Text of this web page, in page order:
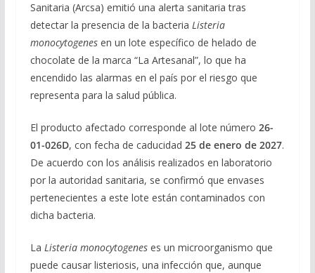
Sanitaria (Arcsa) emitió una alerta sanitaria tras
detectar la presencia de la bacteria Listeria
monocytogenesen un lote específico de helado de
chocolate de la marca “La Artesanal”, lo que ha
encendido las alarmas en el país por el riesgo que
representa para la salud pública.
El producto afectado corresponde al lote número 26-
01-026D, con fecha de caducidad 25 de enero de 2027.
De acuerdo con los análisis realizados en laboratorio
por la autoridad sanitaria, se confirmó que envases
pertenecientes a este lote están contaminados con
dicha bacteria.
La Listeria monocytogeneses un microorganismo que
puede causar listeriosis, una infección que, aunque